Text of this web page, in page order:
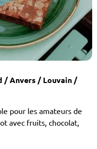
/ Anvers / Louvain /
pour les amateurs de
avec fruits, chocolat,